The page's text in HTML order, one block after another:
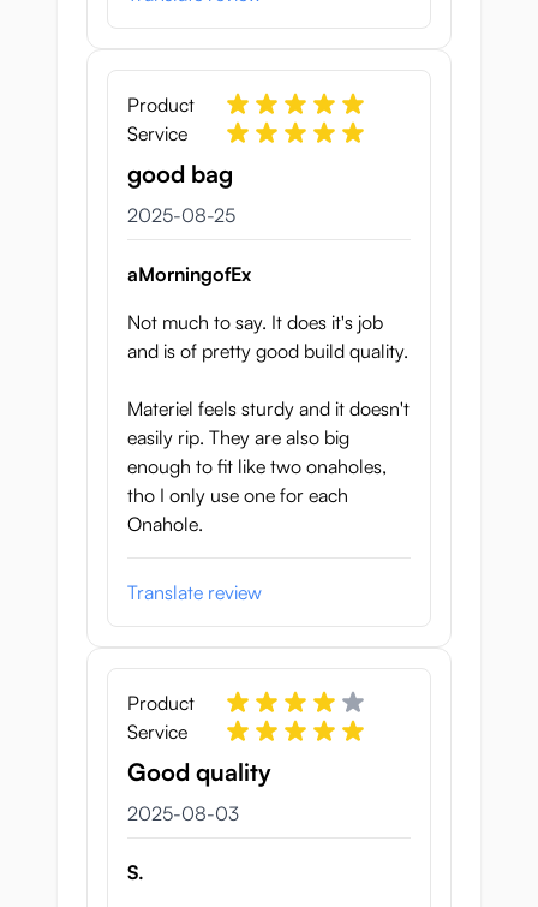
Product
Service
good bag
25 augusti 2025
2025-08-25
aMorningofEx
Not much to say. It does it's job
and is of pretty good build quality.
Materiel feels sturdy and it doesn't
easily rip. They are also big
enough to fit like two onaholes,
tho I only use one for each
Onahole.
Translate review
Product
Service
Good quality
3 augusti 2025
2025-08-03
S.